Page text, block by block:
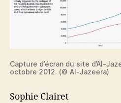
Capture d’écran du site d’Al-
octobre 2012. (© Al-Jazeera)
Sophie Clairet